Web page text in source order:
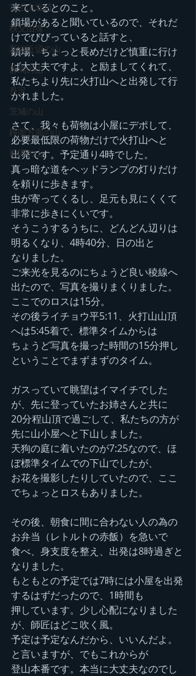
富士山近辺
秩父山塊
新潟近辺の山
群馬の山
丹沢
茨城の山
静岡方面の山
四国の山
来ているとのこと。
鎖場があると聞いているので、それだ
けでびびっていると話すと、
鎖場、ちょっと長めだけど慎重に行け
ば大丈夫ですよ。と励ましてくれて、
私たちより先に火打山へと出発して行
かれました。
さて、我々も荷物は小屋にデポして、
必要最低限の荷物だけで火打山へと
出発です。予定通り4時でした。
真っ暗な道をヘッドランプの灯りだけ
を頼りに歩きます。
虫が寄ってくるし、足元も見にくくて
非常に歩きにくいです。
そうこうするうちに、どんどん辺りは
明るくなり、4時40分、日の出と
なりました。
ご来光を見るのにちょうど良い稜線へ
出たので、写真を撮りまくりました。
ここでのロスは15分。
その後ライチョウ平5:11、火打山山頂
へは5:45着で、標準タイムからは
ちょうど写真を撮った時間の15分押し
ということでまずまずのタイム。
ガスっていて眺望はイマイチでした
が、先に登っていたお姉さんと共に
20分程山頂で過ごして、私たちの方が
先に山小屋へと下山しました。
天狗の庭に着いたのが7:25なので、ほ
ぼ標準タイムでの下山でしたが、
お花を撮影したりしていたので、ここ
でちょっとロスもありました。
その後、朝食に間に合わない人の為の
お弁当（レトルトの赤飯）を急いで
食べ、身支度を整え、出発は8時過ぎと
なりました。
もともとの予定では7時には小屋を出発
するはずだったので、1時間も
押しています。少し心配になりました
が、師匠はどこ吹く風。
予定は予定なんだから、いいんだよ。
と言いますが、でもこれからが
登山本番です。本当に大丈夫なのでし